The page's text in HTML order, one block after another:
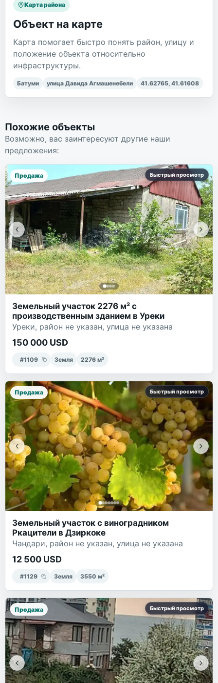
Карта района
Объект на карте
Карта помогает быстро понять район, улицу и
положение объекта относительно
инфраструктуры.
Батуми улица Давида Агмашенебели 41.62765, 41.61608
Похожие объекты
Возможно, вас заинтересуют другие наши
предложения:
Продажа Быстрый просмотр
Земельный участок 2276 м² с
производственным зданием в Уреки
Уреки, район не указан, улица не указана
150 000 USD
#1109 Земля 2276 м²
Продажа Быстрый просмотр
Земельный участок с виноградником
Ркацители в Дзиркоке
Чандари, район не указан, улица не указана
12 500 USD
#1129 Земля 3550 м²
Продажа Быстрый просмотр